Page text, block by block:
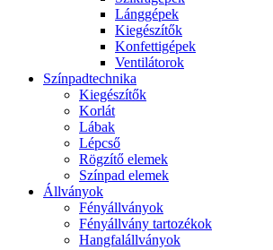
Lánggépek
Kiegészítők
Konfettigépek
Ventilátorok
Színpadtechnika
Kiegészítők
Korlát
Lábak
Lépcső
Rögzítő elemek
Színpad elemek
Állványok
Fényállványok
Fényállvány tartozékok
Hangfalállványok